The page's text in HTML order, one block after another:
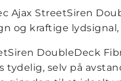
Ajax StreetSiren
og kraftige
DoubleDeck
tydelig, selv på